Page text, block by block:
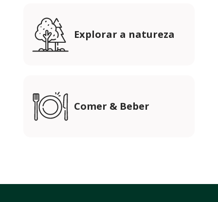
Explorar a natureza
Comer & Beber